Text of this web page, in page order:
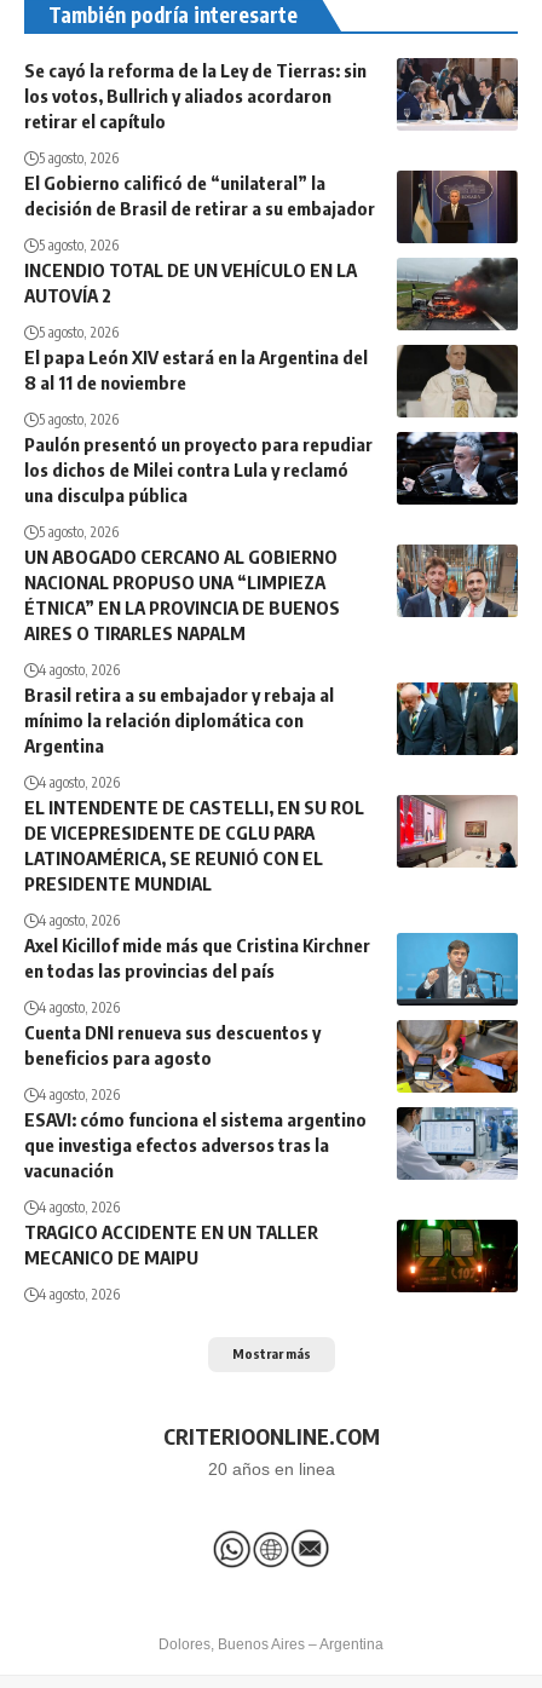
También podría interesarte
Se cayó la reforma de la Ley de Tierras: sin
los votos, Bullrich y aliados acordaron
retirar el capítulo
5 agosto, 2026
El Gobierno calificó de “unilateral” la
decisión de Brasil de retirar a su embajador
5 agosto, 2026
INCENDIO TOTAL DE UN VEHÍCULO EN LA
AUTOVÍA 2
5 agosto, 2026
El papa León XIV estará en la Argentina del
8 al 11 de noviembre
5 agosto, 2026
Paulón presentó un proyecto para repudiar
los dichos de Milei contra Lula y reclamó
una disculpa pública
5 agosto, 2026
UN ABOGADO CERCANO AL GOBIERNO
NACIONAL PROPUSO UNA “LIMPIEZA
ÉTNICA” EN LA PROVINCIA DE BUENOS
AIRES O TIRARLES NAPALM
4 agosto, 2026
Brasil retira a su embajador y rebaja al
mínimo la relación diplomática con
Argentina
4 agosto, 2026
EL INTENDENTE DE CASTELLI, EN SU ROL
DE VICEPRESIDENTE DE CGLU PARA
LATINOAMÉRICA, SE REUNIÓ CON EL
PRESIDENTE MUNDIAL
4 agosto, 2026
Axel Kicillof mide más que Cristina Kirchner
en todas las provincias del país
4 agosto, 2026
Cuenta DNI renueva sus descuentos y
beneficios para agosto
4 agosto, 2026
ESAVI: cómo funciona el sistema argentino
que investiga efectos adversos tras la
vacunación
4 agosto, 2026
TRAGICO ACCIDENTE EN UN TALLER
MECANICO DE MAIPU
4 agosto, 2026
Mostrar más
CRITERIOONLINE.COM
20 años en linea
Dolores, Buenos Aires – Argentina